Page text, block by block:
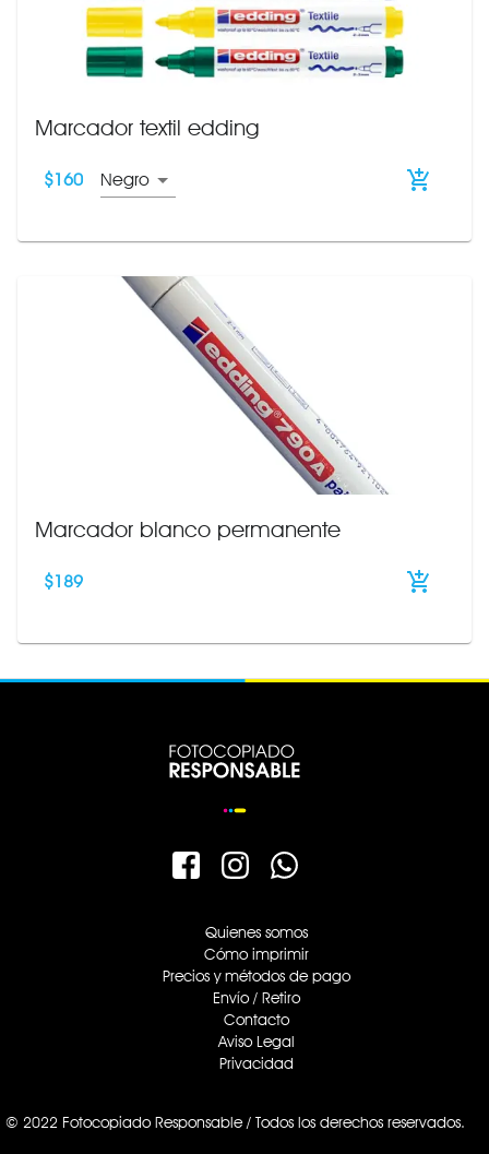
Marcador textil edding
$160 Negro
Marcador blanco permanente
$189
Quienes somos
Cómo imprimir
Precios y métodos de pago
Envío / Retiro
Contacto
Aviso Legal
Privacidad
© 2022 Fotocopiado Responsable / Todos los derechos reservados.